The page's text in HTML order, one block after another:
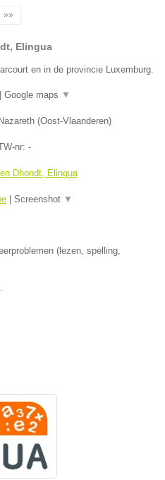
»»
Elingua
en in de provincie Luxemburg.
Google maps ▼
Nazareth (Oost-Vlaanderen)
nr: -
Dhondt, Elingua
Screenshot ▼
(lezen, spelling,